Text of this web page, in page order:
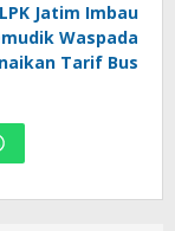
Jatim Imbau
Waspada
Tarif Bus